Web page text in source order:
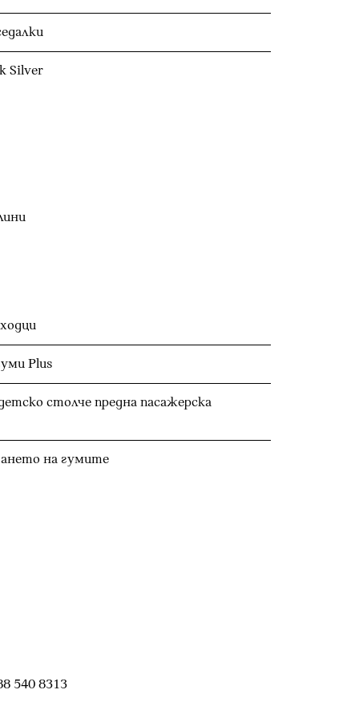
Silver
Plus
столче предна пасажерска
на гумите
540 8313